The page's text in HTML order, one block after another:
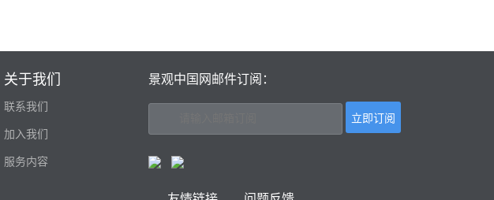
关于我们
联系我们
加入我们
服务内容
景观中国网邮件订阅：